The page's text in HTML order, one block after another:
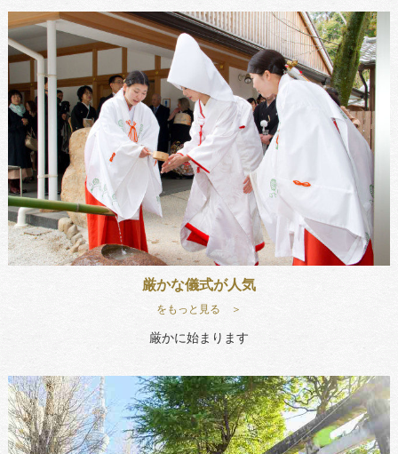
厳かな儀式が人気
をもっと見る ＞
厳かに始まります